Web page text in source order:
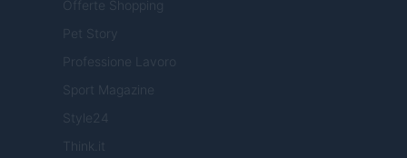
Offerte Shopping
Pet Story
Professione Lavoro
Sport Magazine
Style24
Think.it